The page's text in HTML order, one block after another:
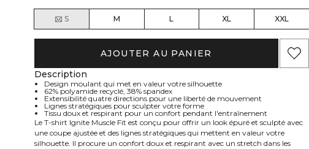
S M L XL XXL
AJOUTER AU PANIER
Description
Design moulant qui met en valeur votre silhouette
62% polyamide recyclé, 38% spandex
Extensibilité quatre directions pour une liberté de mouvement
Lignes stratégiques pour sculpter votre forme
Tissu doux et respirant pour un confort pendant l'entraînement
Le T-shirt Ignite Muscle Fit est conçu pour offrir un look épuré et sculpté avec
une coupe ajustée et des lignes stratégiques qui mettent en valeur votre
silhouette. Il procure un confort doux et respirant avec un stretch dans les